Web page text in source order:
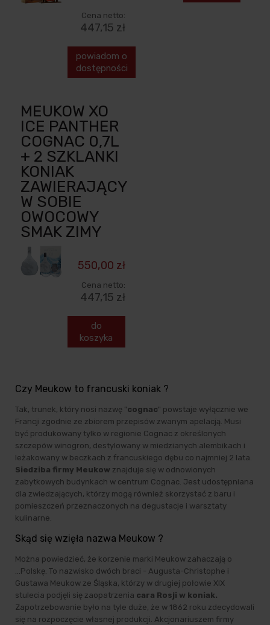
Cena netto:
447,15 zł
powiadom o
dostępności
MEUKOW XO
ICE PANTHER
COGNAC 0,7L
+ 2 SZKLANKI
KONIAK
ZAWIERAJĄCY
W SOBIE
OWOCOWY
SMAK ZIMY
550,00 zł
Cena netto:
447,15 zł
do
koszyka
Czy Meukow to francuski koniak ?
Tak, trunek, który nosi nazwę "cognac" powstaje wyłącznie we
Francji zgodnie ze zbiorem przepisów zwanym apelacją. Musi
być produkowany tylko w regionie Cognac z określonych
szczepów winogron, destylowany w miedzianych alembikach i
leżakowany w beczkach z francuskiego dębu co najmniej 2 lata.
Siedziba firmy Meukow znajduje się w odnowionych
zabytkowych budynkach w centrum Cognac. Jest udostępniana
dla zwiedzających, którzy mogą również skorzystać z baru i
pomieszczeń przeznaczonych na degustacje i warsztaty
kulinarne.
Skąd się wzięła nazwa Meukow ?
Można powiedzieć, że korzenie marki Meukow zahaczają o
...Polskę. To nazwisko dwóch braci - Augusta-Christophe i
Gustawa Meukow ze Śląska, którzy w drugiej połowie XIX
stulecia podjęli się zaopatrzenia cara Rosji w koniak.
Zapotrzebowanie było na tyle duże, że w 1862 roku zdecydowali
się na rozpoczęcie własnej produkcji. Akcjonariuszem firmy